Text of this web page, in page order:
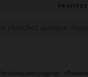
Pantalons,jeans,joggings